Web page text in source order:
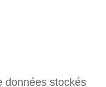
données stockés